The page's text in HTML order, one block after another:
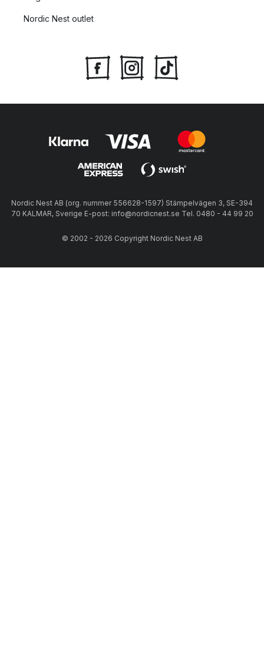
Nordic Nest outlet
Nordic Nest AB (org. nummer 556628-1597) Stämpelvägen 3, SE-394
70 KALMAR, Sverige E-post: info@nordicnest.se Tel. 0480 - 44 99 20
© 2002 - 2026 Copyright Nordic Nest AB